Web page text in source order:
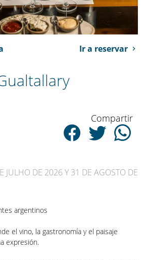
Ir a reservar
Compartir
JULHO DE 2026 Y 31 DE AGOSTO DE
argentinos
el vino, la gastronomía y el paisaje
expresión.